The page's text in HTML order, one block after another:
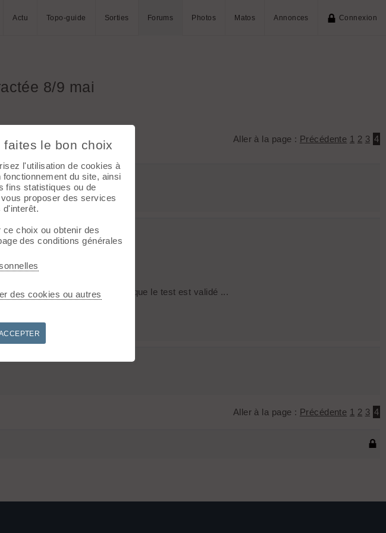
Actu Topo-guide Sorties Forums Photos Matos Annonces Connexion
8/9 mai
Aller à la page : Précédente 1 2 3 4
bien sûr 🤣 ) maintenant que le test est validé ...
Aller à la page : Précédente 1 2 3 4
faites le bon choix
l'utilisation de cookies à
du site, ainsi
fins statistiques ou de
proposer des services
d'interêt.
choix ou obtenir des
des conditions générales
des cookies ou autres